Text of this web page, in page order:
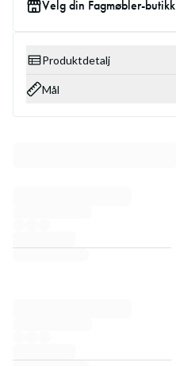
Velg din Fagmøbler-butikk
Produktdetalj
Mål